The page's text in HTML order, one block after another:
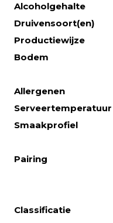
Alcoholgehalte
Druivensoort(en)
Productiewijze
Bodem
Allergenen
Serveertemperatuur
Smaakprofiel
Pairing
Classificatie